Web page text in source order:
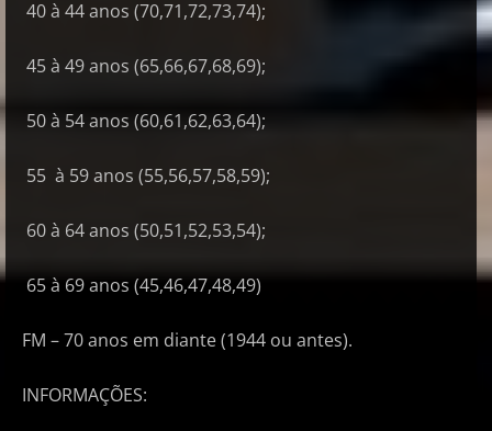
40 à 44 anos (70,71,72,73,74);
45 à 49 anos (65,66,67,68,69);
50 à 54 anos (60,61,62,63,64);
55 à 59 anos (55,56,57,58,59);
60 à 64 anos (50,51,52,53,54);
65 à 69 anos (45,46,47,48,49)
FM – 70 anos em diante (1944 ou antes).
INFORMAÇÕES: